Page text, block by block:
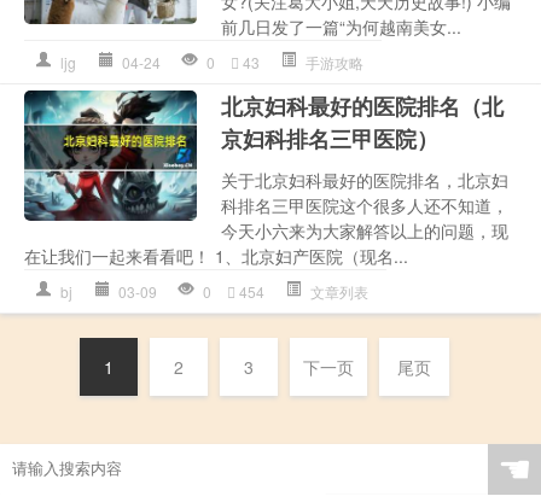
前几日发了一篇“为何越南美女...
ljg 04-24 0 43 手游攻略
北京妇科最好的医院排名（北
京妇科排名三甲医院）
关于北京妇科最好的医院排名，北京妇
科排名三甲医院这个很多人还不知道，
今天小六来为大家解答以上的问题，现
在让我们一起来看看吧！ 1、北京妇产医院（现名...
bj 03-09 0 454 文章列表
1 2 3 下一页 尾页
☚